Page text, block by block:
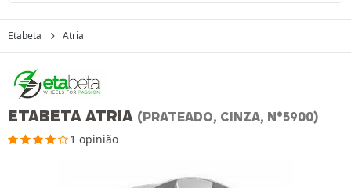
Etabeta Atria
ETABETA ATRIA (PRATEADO, CINZA, N°5900)
1 opinião